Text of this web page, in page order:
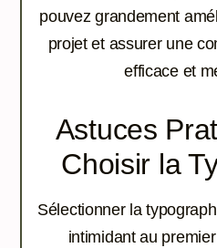
pouvez grandement
projet et assurer une
efficace et
Astuces
Choisir la
Sélectionner la
intimidant au